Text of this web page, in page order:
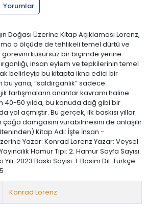
Yorumlar
Doğası Üzerine Kitap Açıklaması Lorenz,
o ölçüde de tehlikeli temel dürtü ve
görevini kusursuz bir biçimde yerine
insan eylem ve tepkilerinin temel
belirleyip bu kitapta ikna edici bir
yana, “saldırganlık” sadece
tartışmaların anahtar kavramı haline
40-50 yılda, bu konuda dağ gibi bir
yol açmıştır. Bu gerçek, ilk baskısı yıllar
damgasını vurabilmesini de anlaşılır
Kitap Adı: İşte İnsan -
Yazar: Konrad Lorenz Yazar: Veysel
Hamur Tipi: 2. Hamur Sayfa Sayısı:
2023 Baskı Sayısı: 1. Basım Dil: Türkçe
Konrad Lorenz